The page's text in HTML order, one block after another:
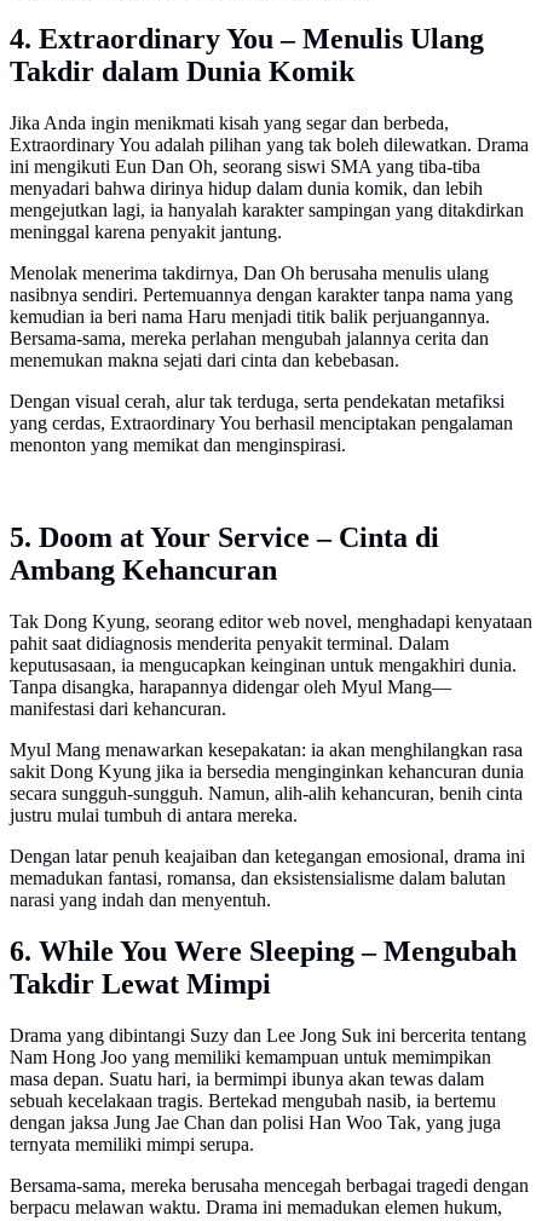
4. Extraordinary You – Menulis Ulang
Takdir dalam Dunia Komik
Jika Anda ingin menikmati kisah yang segar dan berbeda,
Extraordinary You adalah pilihan yang tak boleh dilewatkan. Drama
ini mengikuti Eun Dan Oh, seorang siswi SMA yang tiba-tiba
menyadari bahwa dirinya hidup dalam dunia komik, dan lebih
mengejutkan lagi, ia hanyalah karakter sampingan yang ditakdirkan
meninggal karena penyakit jantung.
Menolak menerima takdirnya, Dan Oh berusaha menulis ulang
nasibnya sendiri. Pertemuannya dengan karakter tanpa nama yang
kemudian ia beri nama Haru menjadi titik balik perjuangannya.
Bersama-sama, mereka perlahan mengubah jalannya cerita dan
menemukan makna sejati dari cinta dan kebebasan.
Dengan visual cerah, alur tak terduga, serta pendekatan metafiksi
yang cerdas, Extraordinary You berhasil menciptakan pengalaman
menonton yang memikat dan menginspirasi.
5. Doom at Your Service – Cinta di
Ambang Kehancuran
Tak Dong Kyung, seorang editor web novel, menghadapi kenyataan
pahit saat didiagnosis menderita penyakit terminal. Dalam
keputusasaan, ia mengucapkan keinginan untuk mengakhiri dunia.
Tanpa disangka, harapannya didengar oleh Myul Mang—
manifestasi dari kehancuran.
Myul Mang menawarkan kesepakatan: ia akan menghilangkan rasa
sakit Dong Kyung jika ia bersedia menginginkan kehancuran dunia
secara sungguh-sungguh. Namun, alih-alih kehancuran, benih cinta
justru mulai tumbuh di antara mereka.
Dengan latar penuh keajaiban dan ketegangan emosional, drama ini
memadukan fantasi, romansa, dan eksistensialisme dalam balutan
narasi yang indah dan menyentuh.
6. While You Were Sleeping – Mengubah
Takdir Lewat Mimpi
Drama yang dibintangi Suzy dan Lee Jong Suk ini bercerita tentang
Nam Hong Joo yang memiliki kemampuan untuk memimpikan
masa depan. Suatu hari, ia bermimpi ibunya akan tewas dalam
sebuah kecelakaan tragis. Bertekad mengubah nasib, ia bertemu
dengan jaksa Jung Jae Chan dan polisi Han Woo Tak, yang juga
ternyata memiliki mimpi serupa.
Bersama-sama, mereka berusaha mencegah berbagai tragedi dengan
berpacu melawan waktu. Drama ini memadukan elemen hukum,